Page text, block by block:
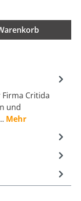
Firma Critida
und
Mehr